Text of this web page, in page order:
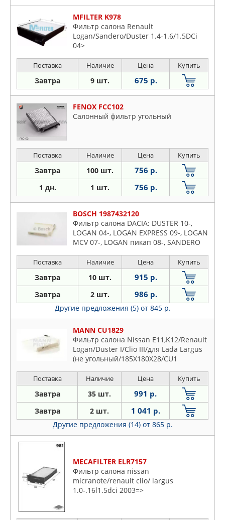
MFILTER K978
Фильтр салона Renault
Logan/Sandero/Duster 1.4-1.6/1.5DCi
04>
Поставка Наличие Цена Купить
Завтра 9 шт. 675 р.
FENOX FCC102
Салонный фильтр угольный
Поставка Наличие Цена Купить
Завтра 100 шт. 756 р.
1 дн. 1 шт. 756 р.
BOSCH 1987432120
Фильтр салона DACIA: DUSTER 10-,
LOGAN 04-, LOGAN EXPRESS 09-, LOGAN
MCV 07-, LOGAN пикап 08-, SANDERO
03-10, NOTE 06-
Поставка Наличие Цена Купить
Завтра 10 шт. 915 р.
Завтра 2 шт. 986 р.
Другие предложения (5) от 845 р.
MANN CU1829
Фильтр салона Nissan E11,K12/Renault
Logan/Duster I/Clio III/для Lada Largus
(не угольный/185X180X28/CU1
Поставка Наличие Цена Купить
Завтра 35 шт. 991 р.
Завтра 2 шт. 1 041 р.
Другие предложения (14) от 865 р.
MECAFILTER ELR7157
Фильтр салона nissan
micranote/renault clio/ largus
1.0-.16l1.5dci 2003=>